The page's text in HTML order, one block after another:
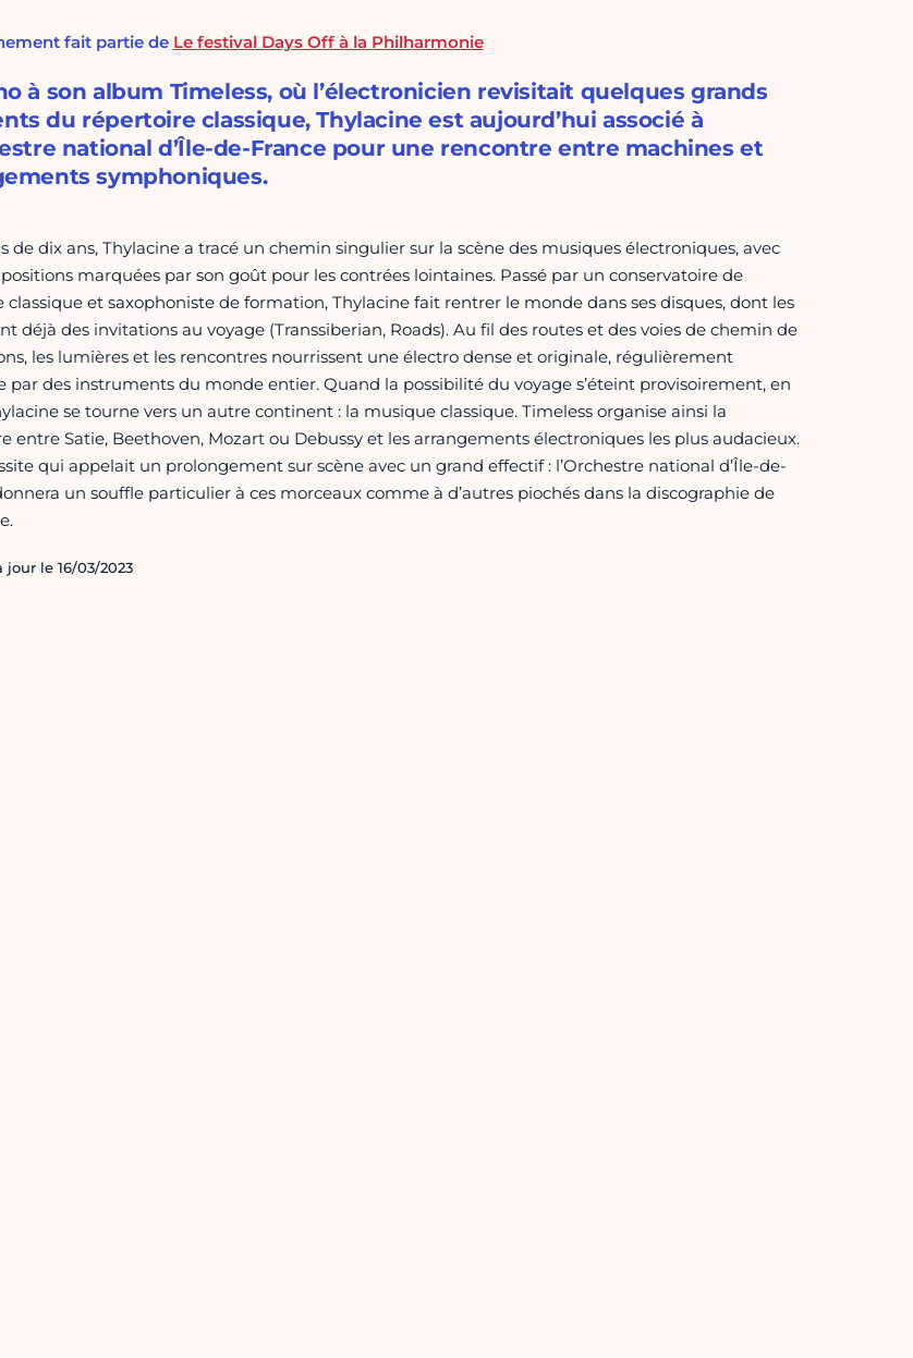
fait partie de Le festival Days Off à la Philharmonie
à son album Timeless, où l’électronicien revisitait quelques grands
du répertoire classique, Thylacine est aujourd’hui associé à
national d’Île-de-France pour une rencontre entre machines et
symphoniques.
de dix ans, Thylacine a tracé un chemin singulier sur la scène des musiques électroniques, avec
marquées par son goût pour les contrées lointaines. Passé par un conservatoire de
classique et saxophoniste de formation, Thylacine fait rentrer le monde dans ses disques, dont les
déjà des invitations au voyage (Transsiberian, Roads). Au fil des routes et des voies de chemin de
les lumières et les rencontres nourrissent une électro dense et originale, régulièrement
par des instruments du monde entier. Quand la possibilité du voyage s’éteint provisoirement, en
se tourne vers un autre continent : la musique classique. Timeless organise ainsi la
entre Satie, Beethoven, Mozart ou Debussy et les arrangements électroniques les plus audacieux.
qui appelait un prolongement sur scène avec un grand effectif : l’Orchestre national d’Île-de-
un souffle particulier à ces morceaux comme à d’autres piochés dans la discographie de
jour le 16/03/2023